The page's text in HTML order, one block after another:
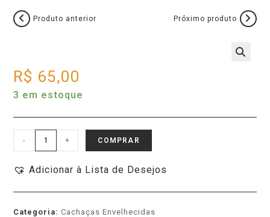
Produto anterior Próximo produto
R$ 65,00
3 em estoque
- + COMPRAR
Adicionar à Lista de Desejos
Categoria:Cachaças Envelhecidas